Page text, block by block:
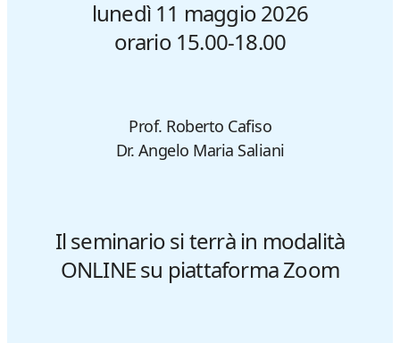
lunedì 11 maggio 2026
orario 15.00-18.00
Prof. Roberto Cafiso
Dr. Angelo Maria Saliani
Il seminario si terrà in modalità
ONLINE su piattaforma Zoom